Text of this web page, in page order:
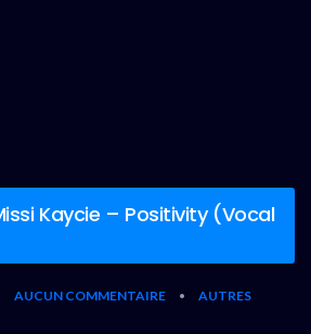
Kaycie – Positivity (Vocal
AUCUN COMMENTAIRE • AUTRES